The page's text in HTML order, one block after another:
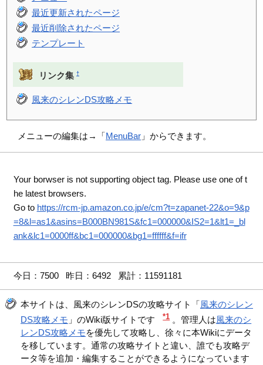
最近更新されたページ
最近削除されたページ
テンプレート
リンク集 †
風来のシレンDS攻略メモ
メニューの編集は→「 MenuBar 」からできます。
Your borwser is not supporting object tag. Please use one of t
he latest browsers.
Go to https://rcm-jp.amazon.co.jp/e/cm?t=zapanet-22&o=9&p
=8&l=as1&asins=B000BN981S&fc1=000000&IS2=1&lt1=_bl
ank&lc1=0000ff&bc1=000000&bg1=ffffff&f=ifr
今日：7500 昨日：6492 累計：11591181
本サイトは、風来のシレンDSの攻略サイト「風来のシレン
DS攻略メモ 」のWiki版サイトです *1 。管理人は風来のシ
レンDS攻略メモを優先して攻略し、徐々に本Wikiにデータ
を移しています。通常の攻略サイトと違い、誰でも攻略デ
ータ等を追加・編集することができるようになっています